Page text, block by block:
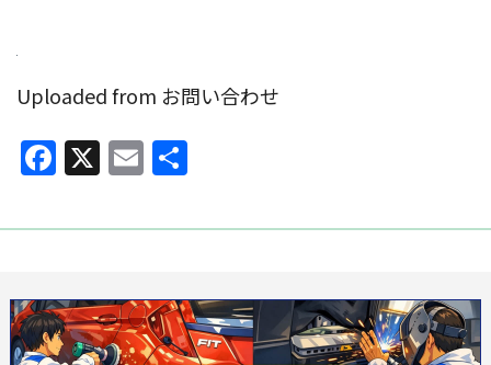
Uploaded from お問い合わせ
Facebook
X Email